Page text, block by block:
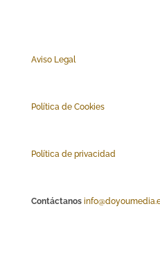
Aviso Legal
Política de Cookies
Política de privacidad
Contáctanos